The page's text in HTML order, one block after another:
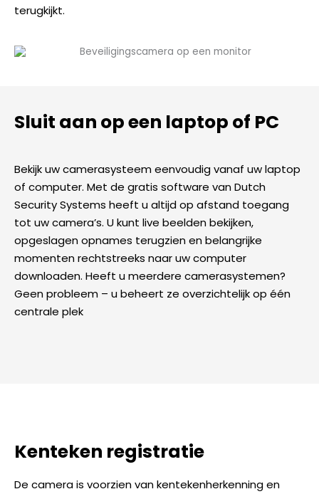
terugkijkt.
Sluit aan op een laptop of PC
Bekijk uw camerasysteem eenvoudig vanaf uw laptop
of computer. Met de gratis software van Dutch
Security Systems heeft u altijd op afstand toegang
tot uw camera’s. U kunt live beelden bekijken,
opgeslagen opnames terugzien en belangrijke
momenten rechtstreeks naar uw computer
downloaden. Heeft u meerdere camerasystemen?
Geen probleem – u beheert ze overzichtelijk op één
centrale plek
Kenteken registratie
De camera is voorzien van kentekenherkenning en